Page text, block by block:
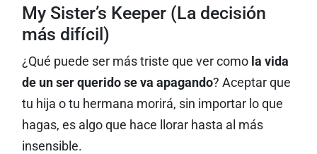
My Sister’s Keeper (La decisión
más difícil)
¿Qué puede ser más triste que ver como la vida
de un ser querido se va apagando? Aceptar que
tu hija o tu hermana morirá, sin importar lo que
hagas, es algo que hace llorar hasta al más
insensible.